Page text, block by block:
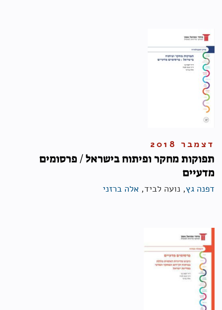
דצמבר 2018
תפוקות מחקר ופיתוח בישראל / פרסומים
מדעיים
דפנה גץ, נועה לביד, אלה ברזני